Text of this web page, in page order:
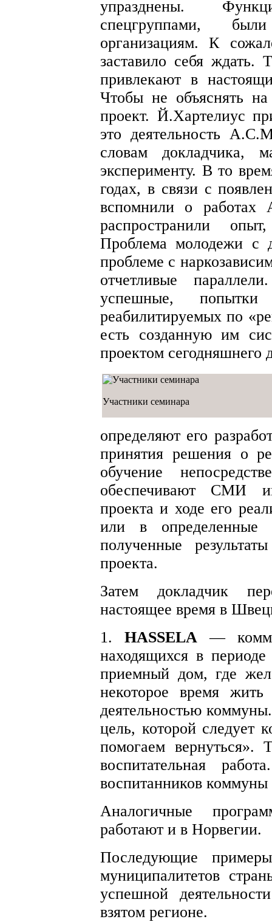
упразднены.
спецгруппами,
организациям. К
заставило себя ждать.
привлекают в
Чтобы не объяснять
проект. Й.Хартелиус
это деятельность
словам докладчика,
эксперименту. В то
годах, в связи с
вспомнили о работах
распространили
Проблема молодежи с
проблеме с
отчетливые
успешные,
реабилитируемых по
есть созданную им
проектом сегодняшнего
Участники семинара
определяют его
принятия решения о
обучение
обеспечивают СМИ
проекта и ходе его
или в определенные
полученные
проекта.
Затем докладчик
настоящее время в
1. HASSELA —
находящихся в
приемный дом, где
некоторое время
деятельностью
цель, которой
помогаем вернуться».
воспитательная
воспитанников
Аналогичные
работают и в Норвегии.
Последующие
муниципалитетов
успешной
взятом регионе.